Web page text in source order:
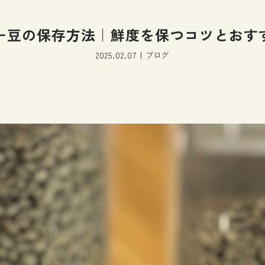
豆の保存方法｜鮮度を保つコツとおす
2025.02.07 ブログ